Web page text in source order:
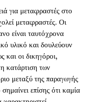
για μεταφραστές στο
μεταφραστές. Οι
είναι ταυτόχρονα
υλικό και δουλεύουν
και οι δικηγόροι,
κατάρτιση των
μεταξύ της παραγωγής
επίσης ότι καμία